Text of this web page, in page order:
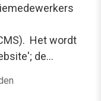
Het wordt
de…